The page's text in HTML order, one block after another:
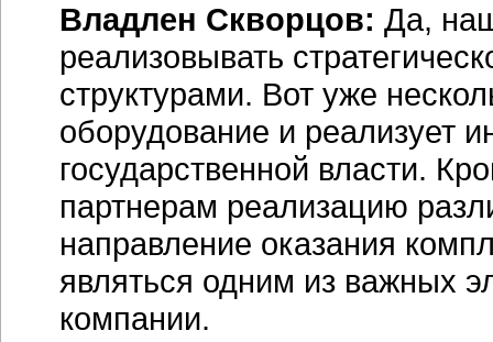
Владлен Скворцов: Да,
реализовывать
структурами. Вот уже
оборудование и реализует
государственной власти.
партнерам реализацию
направление оказания
являться одним из важных
компании.